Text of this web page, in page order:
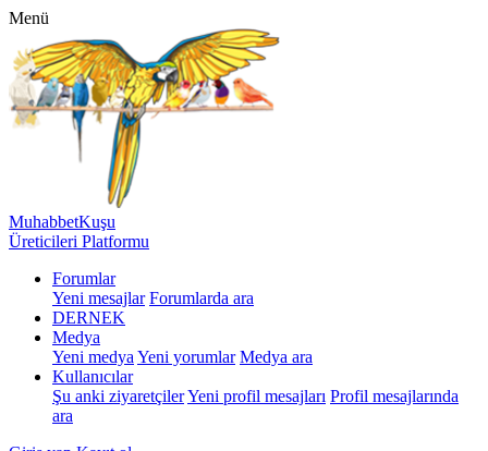
Menü
MuhabbetKuşu
Üreticileri Platformu
Forumlar
Yeni mesajlar Forumlarda ara
DERNEK
Medya
Yeni medya Yeni yorumlar Medya ara
Kullanıcılar
Şu anki ziyaretçilerYeni profil mesajları Profil mesajlarında
ara